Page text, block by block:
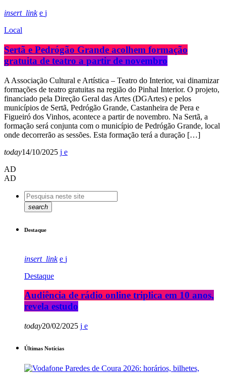
insert_link
Local
Sertã e Pedrógão Grande acolhem formação
gratuita de teatro a partir de novembro
A Associação Cultural e Artística – Teatro do Interior, vai dinamizar
formações de teatro gratuitas na região do Pinhal Interior. O projeto,
financiado pela Direção Geral das Artes (DGArtes) e pelos
municípios de Sertã, Pedrógão Grande, Castanheira de Pera e
Figueiró dos Vinhos, acontece a partir de novembro. Na Sertã, a
formação será conjunta com o município de Pedrógão Grande, local
onde decorrerão as sessões. Esta formação terá a duração […]
today14/10/2025
AD
AD
search
Destaque
insert_link
Destaque
Audiência de rádio online triplica em 10 anos,
revela estudo
today20/02/2025
Últimas Notícias